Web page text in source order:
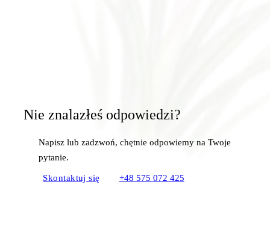
Nie znalazłeś odpowiedzi?
Napisz lub zadzwoń, chętnie odpowiemy na Twoje
pytanie.
Skontaktuj się +48 575 072 425